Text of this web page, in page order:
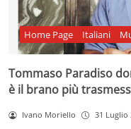
Home Page Italiani
Tommaso Paradiso
è il brano più
Ivano Moriello 31 Luglio